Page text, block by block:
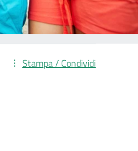
Stampa / Condividi